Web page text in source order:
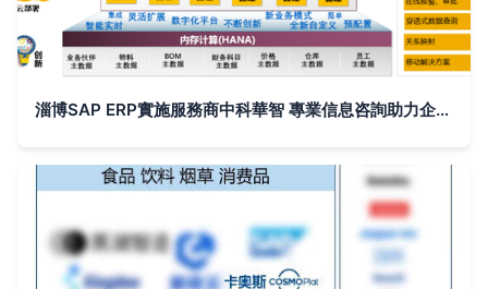
淄博SAP ERP實施服務商中科華智 專業信息咨詢助力企業數字化轉型